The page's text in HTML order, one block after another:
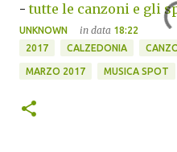
-tutte le canzoni e gli
UNKNOWN in data 18:22
2017
CALZEDONIA
MARZO 2017 MUSICA SPOT